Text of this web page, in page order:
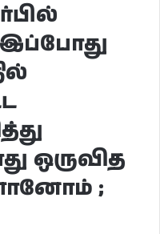
ஒருவித
;